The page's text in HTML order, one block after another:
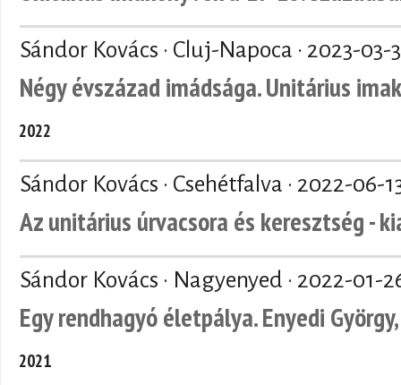
Sándor Kovács · Cluj-Napoca · 2023-03-
Négy évszázad imádsága. Unitárius
2022
Sándor Kovács · Csehétfalva · 2022-06-
Az unitárius úrvacsora és keresztség -
Sándor Kovács · Nagyenyed · 2022-01-
Egy rendhagyó életpálya. Enyedi
2021